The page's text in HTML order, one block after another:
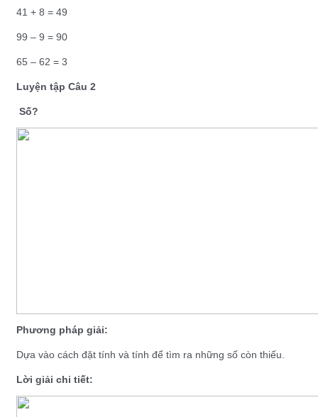
41 + 8 = 49
99 – 9 = 90
65 – 62 = 3
Luyện tập Câu 2
Số?
Phương pháp giải:
Dựa vào cách đặt tính và tính để tìm ra những số còn thiếu.
Lời giải chi tiết: